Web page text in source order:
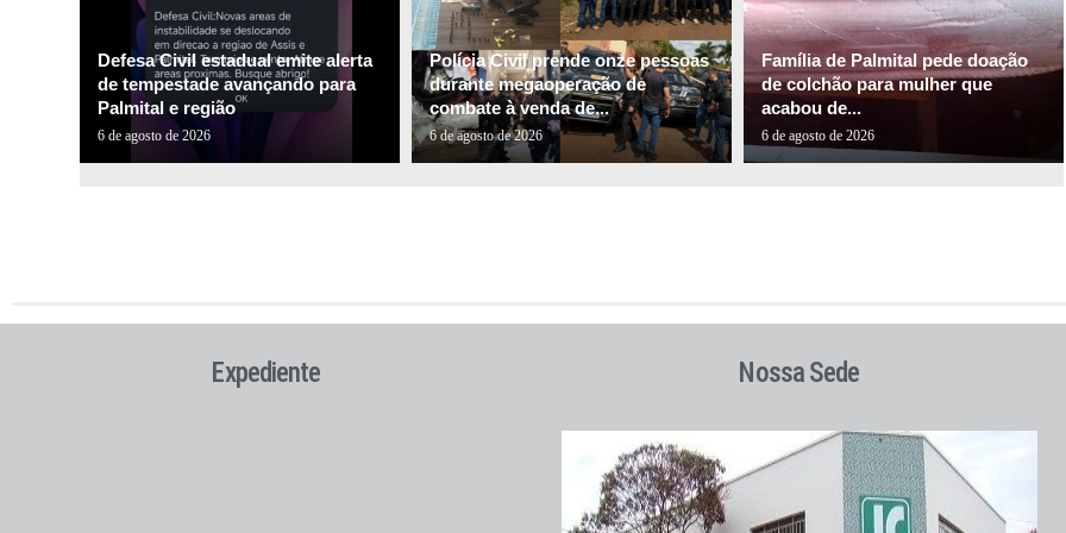
Defesa Civil estadual emite alerta
de tempestade avançando para
Palmital e região
6 de agosto de 2026
Polícia Civil prende onze pessoas
durante megaoperação de
combate à venda de...
6 de agosto de 2026
Família de Palmital pede doação
de colchão para mulher que
acabou de...
6 de agosto de 2026
Expediente Nossa Sede